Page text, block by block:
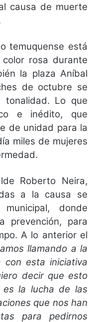
causa de muerte
temuquense está
rosa durante
la plaza Aníbal
de octubre se
Lo que
e inédito, que
de unidad para la
miles de mujeres
Roberto Neira,
a la causa se
donde
prevención, para
A lo anterior el
llamando a la
con esta iniciativa
decir que esto
la lucha de las
que nos han
para pedirnos